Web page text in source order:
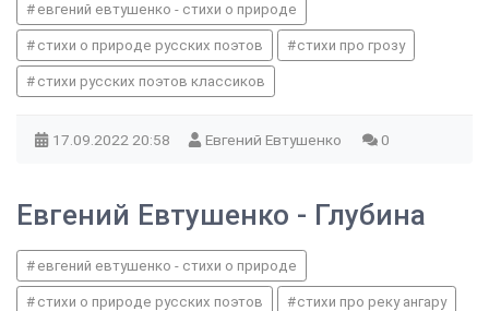
евгений евтушенко - стихи о природе
стихи о природе русских поэтов стихи про грозу
стихи русских поэтов классиков
17.09.2022 20:58 Евгений Евтушенко 0
Евгений Евтушенко - Глубина
евгений евтушенко - стихи о природе
стихи о природе русских поэтов стихи про реку ангару